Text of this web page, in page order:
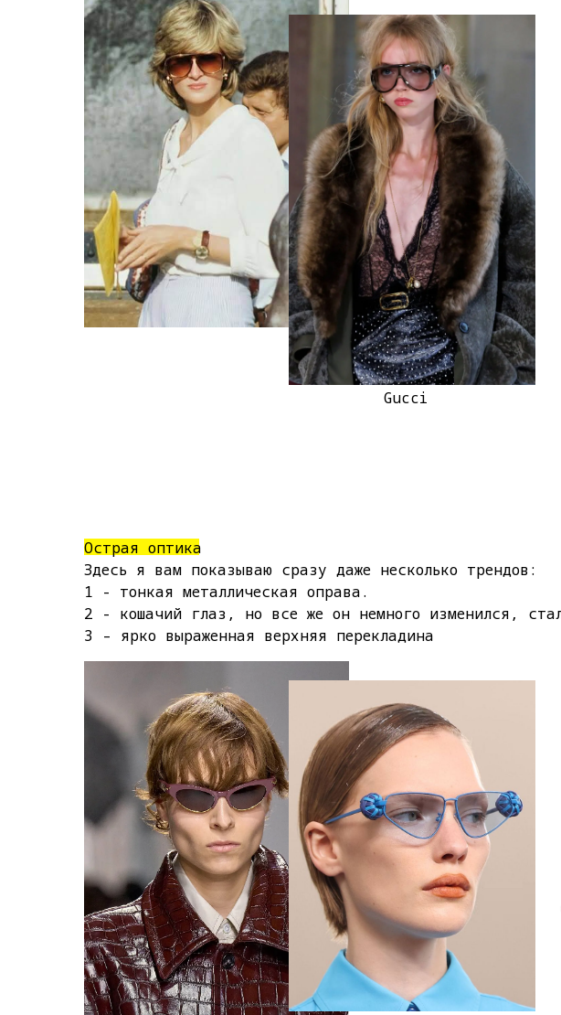
Gucci
Острая оптика
Здесь я вам показываю сразу даже несколько трендов:
1 - тонкая металлическая оправа.
2 - кошачий глаз, но все же он немного изменился,
3 – ярко выраженная верхняя перекладина